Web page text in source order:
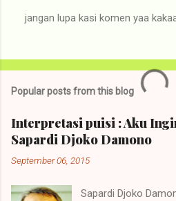
s
t
C
m
m
e
n
jangan lupa kasi komen yaa
Popular posts from this blog
Interpretasi puisi : Aku
Sapardi Djoko Damono
September 06, 2015
Sapardi Djoko